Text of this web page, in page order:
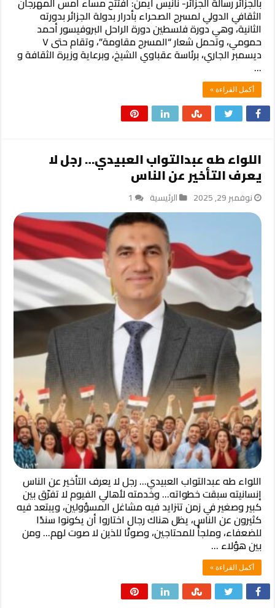
الثقافي الدولي لمسرح الصحراء بأدرار بدولة الجزائر بدورته
الثانية، وهي دورة فلسطين دورة الراحل البروفيسور أحمد
حمومي، وتحمل شعار “المسرح مقاومة”، وتقام حتى ٧
ديسمبر الجاري، برئاسة عقباوي الشيخ، وبرعاية وزيرة الثقافة و
…
أكمل القراءة »
اللواء طه عبدالتواب العبيدي… رجل لا
يعرف التأخير عن الناس
نوفمبر 29, 2025 الرئيسية 1
اللواء طه عبدالتواب العبيدي… رجل لا يعرف التأخير عن الناس
إنسانيته سبقت خطواته… وخدمته لأهالي الفيوم لا تفرّق بين
كبير وصغير في زمن تتزايد فيه مشاغل المسؤولين، ويبتعد فيه
كثيرون عن الناس، يظل هناك رجال اختاروا أن يكونوا سندًا
للضعفاء، وملجأً للمحتاجين، وصوتًا للذين لا صوت لهم… ومن
بين هؤلاء …
أكمل القراءة »